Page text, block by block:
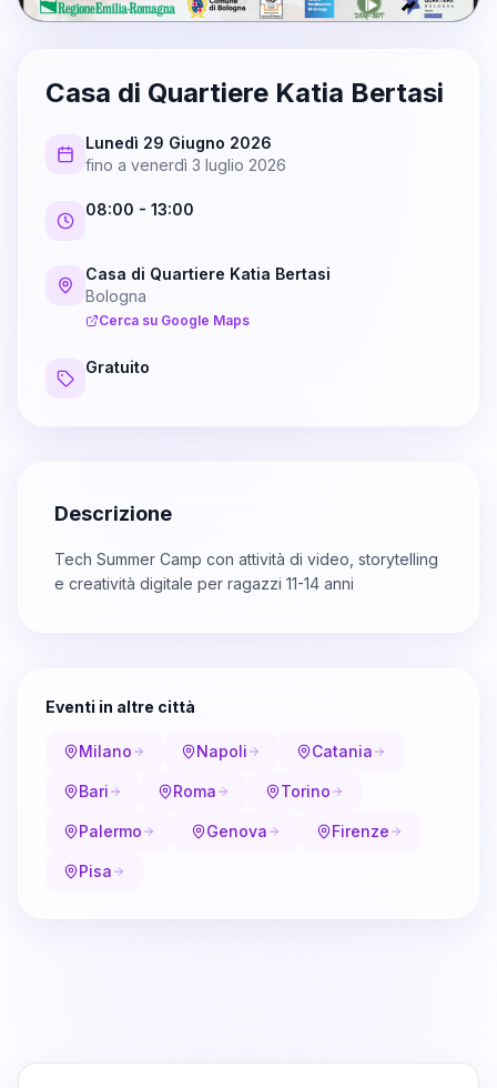
Casa di Quartiere Katia Bertasi
Lunedì 29 Giugno 2026
fino a venerdì 3 luglio 2026
08:00 - 13:00
Casa di Quartiere Katia Bertasi
Bologna
Cerca su Google Maps
Gratuito
Descrizione
Tech Summer Camp con attività di video, storytelling
e creatività digitale per ragazzi 11-14 anni
Eventi in altre città
Milano Napoli Catania
Bari Roma Torino
Palermo Genova Firenze
Pisa